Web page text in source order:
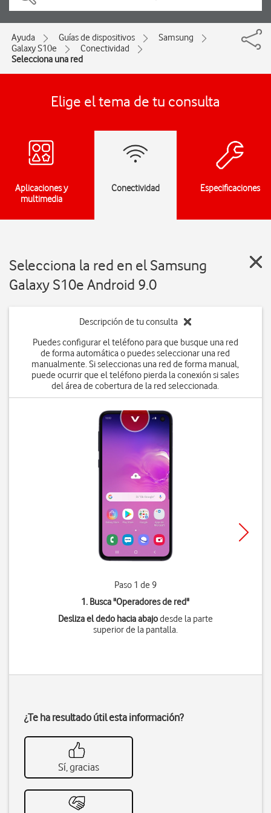
Ayuda Guías de dispositivos
Samsung
Galaxy S10e
Conectividad
Selecciona una red
Elige el tema de tu consulta
Aplicaciones y
multimedia
Conectividad Especificaciones
Selecciona la red en el Samsung
Galaxy S10e Android 9.0
Descripción de tu consulta
Puedes configurar el teléfono para que busque una red
de forma automática o puedes seleccionar una red
manualmente. Si seleccionas una red de forma manual,
puede ocurrir que el teléfono pierda la conexión si sales
del área de cobertura de la red seleccionada.
Paso 1 de 9
1. Busca "Operadores de red"
Desliza el dedo hacia abajodesde la parte
superior de la pantalla.
¿Te ha resultado útil esta información?
Sí, gracias